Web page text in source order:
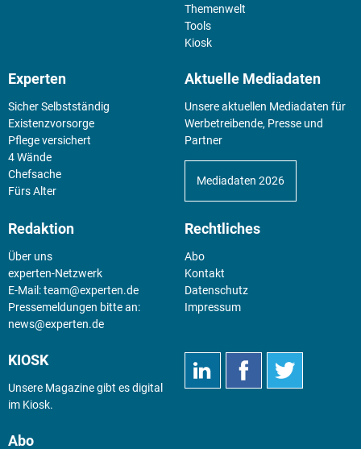
Themenwelt
Tools
Kiosk
Experten
Sicher Selbstständig
Existenz­vorsorge
Pflege versichert
4 Wände
Chefsache
Fürs Alter
Aktuelle Mediadaten
Unsere aktuellen Mediadaten für
Werbetreibende, Presse und
Partner
Mediadaten 2026
Redaktion
Über uns
experten-Netzwerk
E-Mail:team@experten.de
Pressemeldungen bitte an:
news@experten.de
Rechtliches
Abo
Kontakt
Datenschutz
Impressum
KIOSK
Unsere Magazine gibt es digital
im Kiosk.
Abo